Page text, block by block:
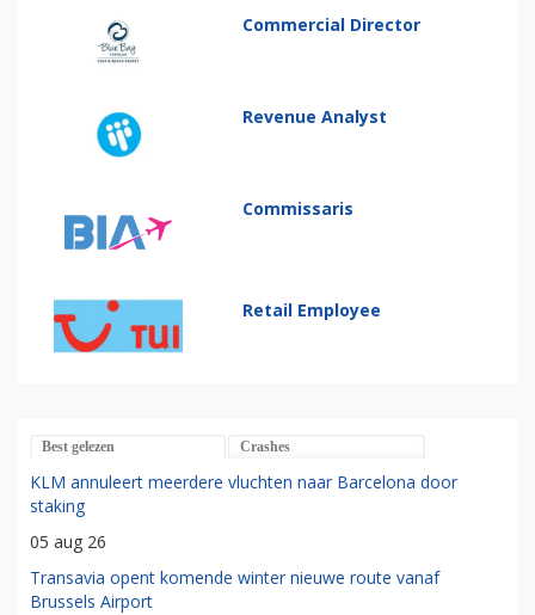
Commercial Director
Revenue Analyst
Commissaris
Retail Employee
Best gelezen Crashes
KLM annuleert meerdere vluchten naar Barcelona door
staking
05 aug 26
Transavia opent komende winter nieuwe route vanaf
Brussels Airport